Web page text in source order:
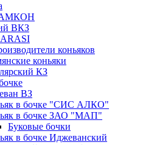
ВКЗ
коньяков
коньяки
КЗ
ВЗ
в бочке "СИС АЛКО"
в бочке ЗАО "МАП"
Буковые бочки
в бочке Иджеванский